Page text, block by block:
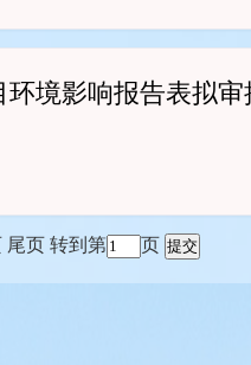
境影响报告表拟审
尾页 转到第 页